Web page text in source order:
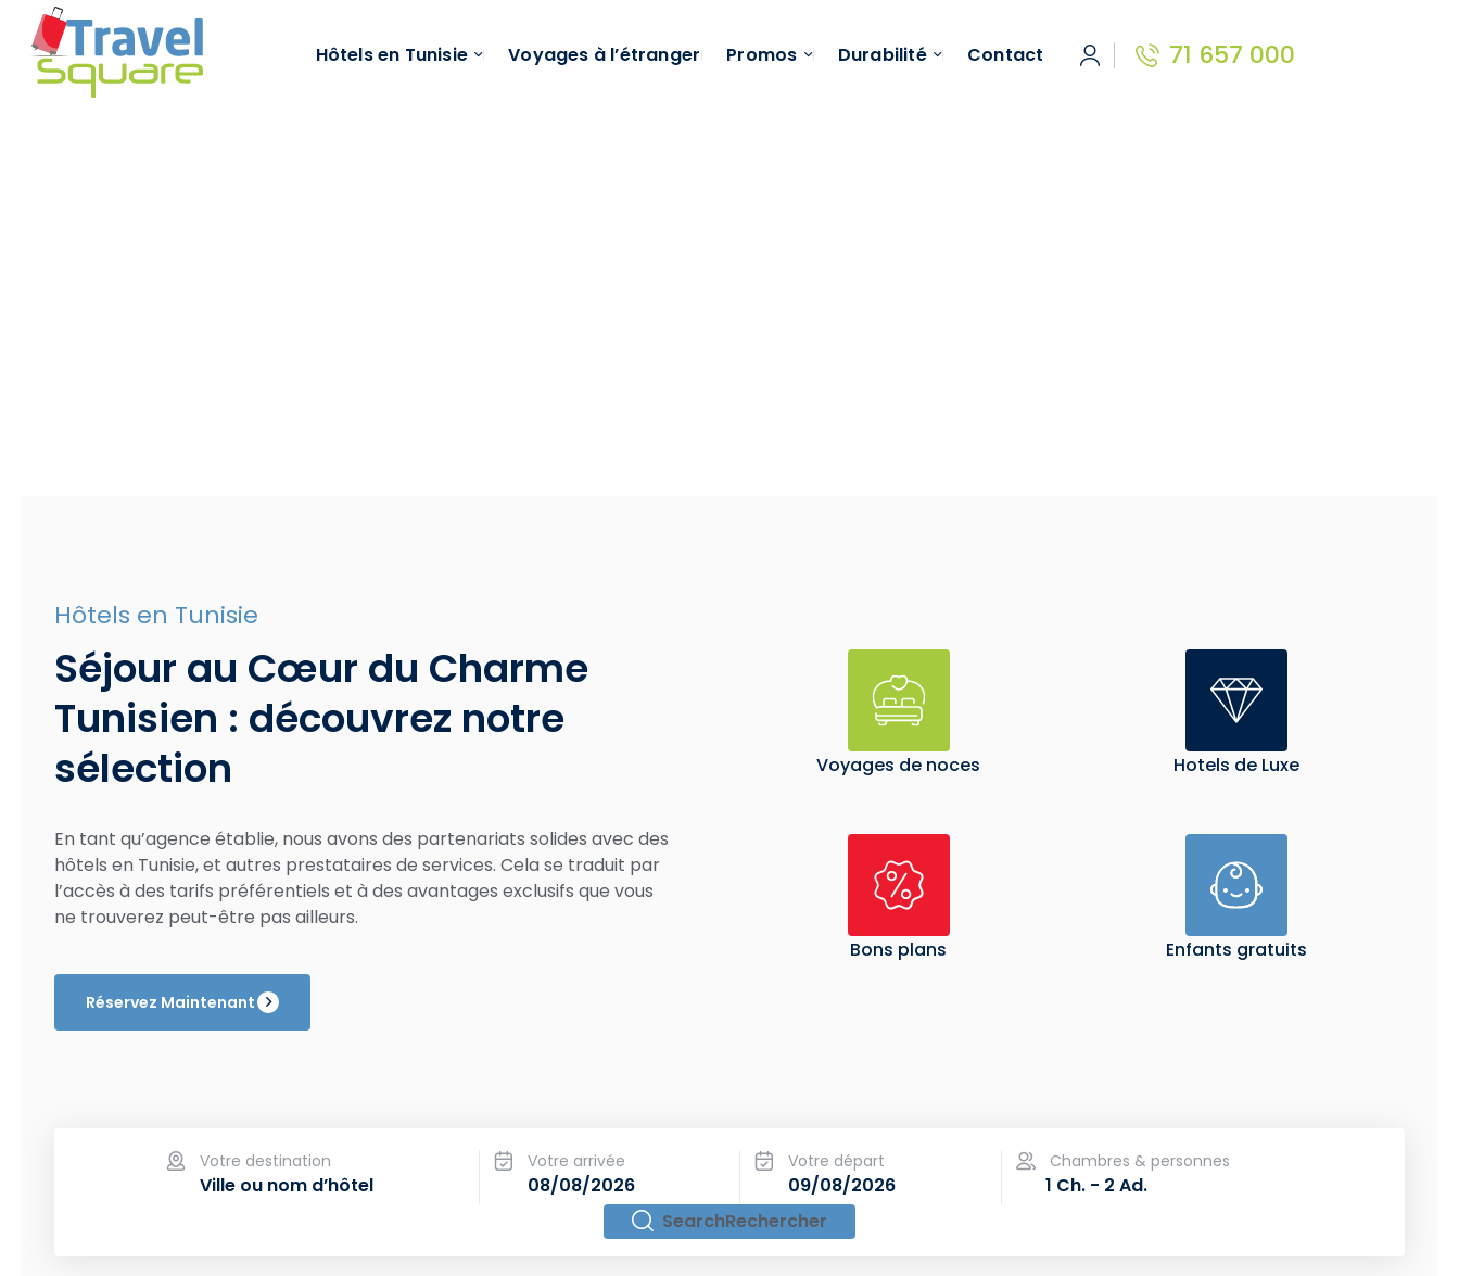
Hôtels en Tunisie Voyages à l’étranger Promos Durabilité Contact 71 657 000
Séjour au Cœur du Charme
Tunisien : découvrez notre
sélection
Hôtels en Tunisie
En tant qu’agence établie, nous avons des partenariats solides avec des
hôtels en Tunisie, et autres prestataires de services. Cela se traduit par
l’accès à des tarifs préférentiels et à des avantages exclusifs que vous
ne trouverez peut-être pas ailleurs.
Réservez Maintenant
Voyages de noces Hotels de Luxe
Bons plans Enfants gratuits
1 Ch. - 2 Ad.
Search